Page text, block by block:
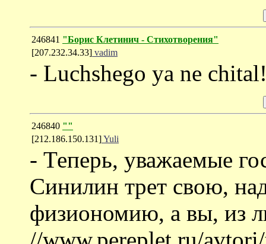
246841 "Борис Клетинич - Стихотворения"
[207.232.34.33] vadim
- Luchshego ya ne
246840 ""
[212.186.150.131]Yuli
- Теперь, уважаемые
Синилин трет свою,
физиономию, а вы, из